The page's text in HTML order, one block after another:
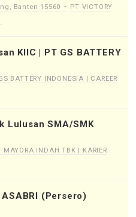
Banten 15560
PT VICTORY
KIIC | PT GS BATTERY
BATTERY INDONESIA | CAREER
Lulusan SMA/SMK
MAYORA INDAH TBK | KARIER
ASABRI (Persero)